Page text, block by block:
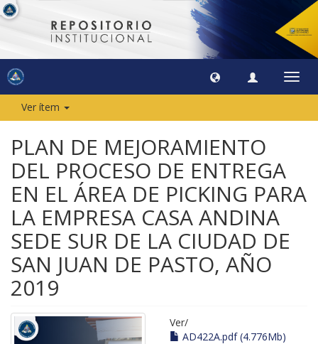
Ver ítem
PLAN DE MEJORAMIENTO
DEL PROCESO DE ENTREGA
EN EL ÁREA DE PICKING PARA
LA EMPRESA CASA ANDINA
SEDE SUR DE LA CIUDAD DE
SAN JUAN DE PASTO, AÑO
2019
Ver/
AD422A.pdf (4.776Mb)